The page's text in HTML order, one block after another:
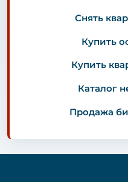
Снять
Купить
Купить
Каталог
Продажа